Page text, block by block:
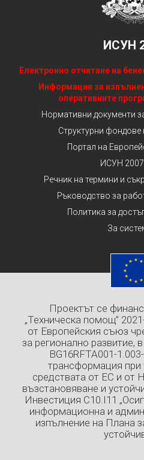
ИСУН
Електронно отчитане на
Информация за
оперативните
Нормативни документи
Структурни фондове
Портал на
ИСУН 2007
Речник на термини и
Ръководство за
Политика за
За
Проектът се
„Техническа помощ”
от Европейския съюз
за регионално развитие,
BG16RFTA001-
трансформация при
средствата от ЕС и от
възстановяване и
Инвестиция C10.I11
информационна и
изпълнение на Плана